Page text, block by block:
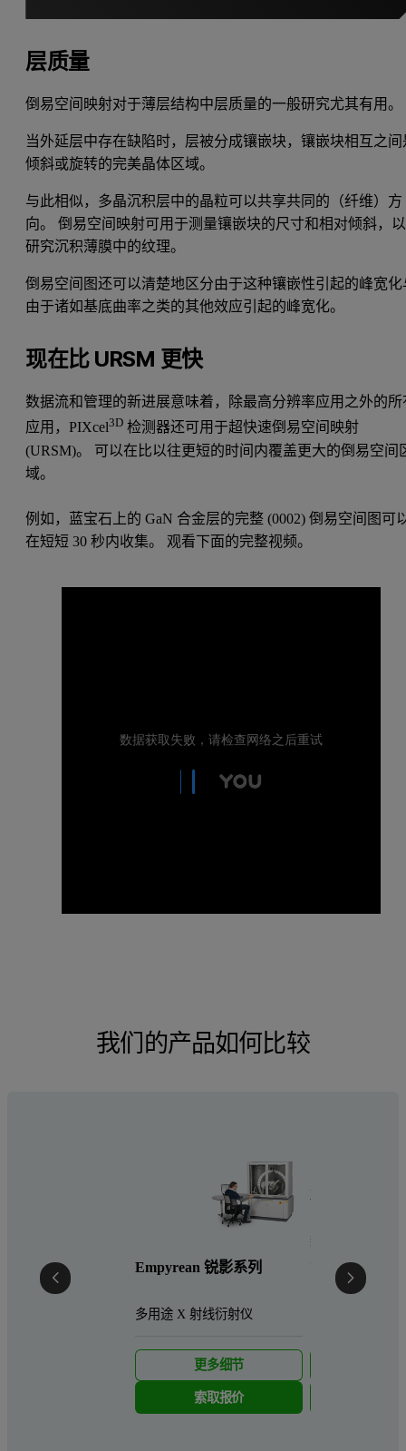
层质量
倒易空间映射对于薄层结构中层质量的一般研究尤其有用。
当外延层中存在缺陷时，层被分成镶嵌块，镶嵌块相互之间
倾斜或旋转的完美晶体区域。
与此相似，多晶沉积层中的晶粒可以共享共同的（纤维）方
向。 倒易空间映射可用于测量镶嵌块的尺寸和相对倾斜，以
研究沉积薄膜中的纹理。
倒易空间图还可以清楚地区分由于这种镶嵌性引起的峰宽化
由于诸如基底曲率之类的其他效应引起的峰宽化。
现在比 URSM 更快
数据流和管理的新进展意味着，除最高分辨率应用之外的所
应用，PIXcel3D 检测器还可用于超快速倒易空间映射
(URSM)。 可以在比以往更短的时间内覆盖更大的倒易空间
域。
例如，蓝宝石上的 GaN 合金层的完整 (0002) 倒易空间图可
在短短 30 秒内收集。 观看下面的完整视频。
我们的产品如何比较
Empyrean 锐影系列
多用途 X 射线衍射仪
更多细节
索取报价
X'Pert³ MRD
新一代高分辨X